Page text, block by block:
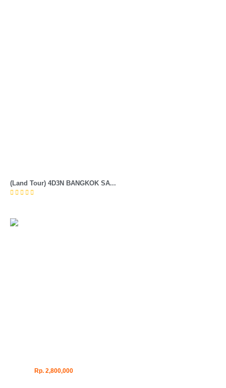
(Land Tour) 4D3N BANGKOK SA...
    
Rp. 2,800,000